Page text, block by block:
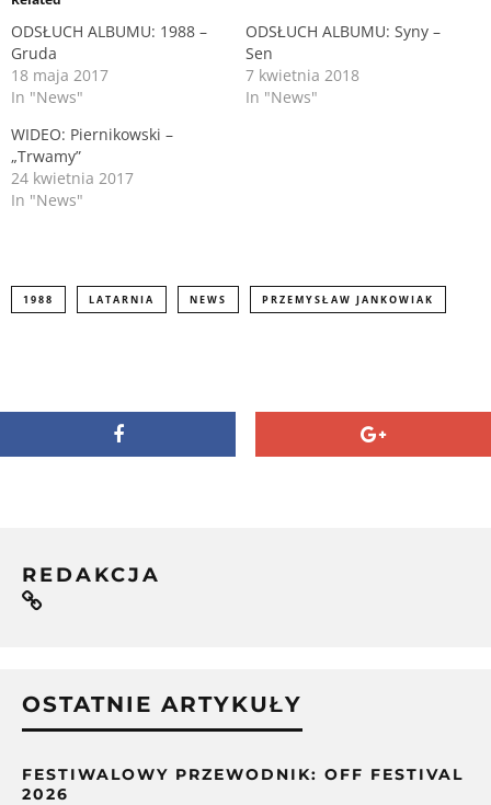
r
(
O
e
n
s
n
n
e
w
w
i
o
k
O
p
i
n
n
e
)
ODSŁUCH ALBUMU: 1988 –
Gruda
18 maja 2017
In "News"
ODSŁUCH ALBUMU: Syny –
Sen
7 kwietnia 2018
In "News"
WIDEO: Piernikowski –
„Trwamy”
24 kwietnia 2017
In "News"
1988 LATARNIA NEWS PRZEMYSŁAW JANKOWIAK
REDAKCJA
OSTATNIE ARTYKUŁY
FESTIWALOWY PRZEWODNIK: OFF FESTIVAL
2026